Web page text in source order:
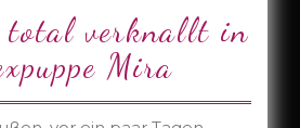
total verknallt in
Mira